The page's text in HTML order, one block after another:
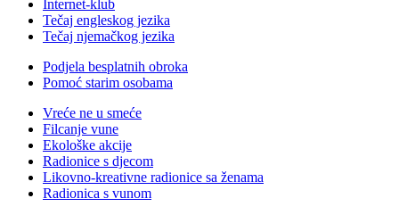
Internet-klub
Tečaj engleskog jezika
Tečaj njemačkog jezika
Podjela besplatnih obroka
Pomoć starim osobama
Vreće ne u smeće
Filcanje vune
Ekološke akcije
Radionice s djecom
Likovno-kreativne radionice sa ženama
Radionica s vunom